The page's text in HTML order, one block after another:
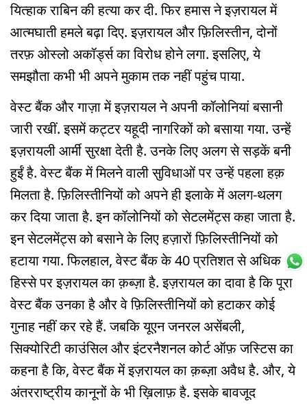
यित्हाक राबिन की हत्या कर दी. फिर हमास ने इज़रायल में
आत्मघाती हमले बढ़ा दिए. इज़रायल और फ़िलिस्तीन, दोनों
तरफ़ ओस्लो अकॉर्ड्स का विरोध होने लगा. इसलिए, ये
समझौता कभी भी अपने मुकाम तक नहीं पहुंच पाया.
वेस्ट बैंक और गाज़ा में इज़रायल ने अपनी कॉलोनियां बसानी
जारी रखीं. इसमें कट्टर यहूदी नागरिकों को बसाया गया. उन्हें
इज़रायली आर्मी सुरक्षा देती है. उनके लिए अलग से सड़कें बनी
हुईं है. वेस्ट बैंक में मिलने वाली सुविधाओं पर उन्हें पहला हक़
मिलता है. फ़िलिस्तीनियों को अपने ही इलाके में अलग-थलग
कर दिया जाता है. इन कॉलोनियों को सेटलमेंट्स कहा जाता है.
इन सेटलमेंट्स को बसाने के लिए हज़ारों फ़िलिस्तीनियों को
हटाया गया. फिलहाल, वेस्ट बैंक के 40 प्रतिशत से अधिक
हिस्से पर इज़रायल का क़ब्ज़ा है. इज़रायल का दावा है कि पूरा
वेस्ट बैंक उनका है और वे फ़िलिस्तीनियों को हटाकर कोई
गुनाह नहीं कर रहे हैं. जबकि यूएन जनरल असेंबली,
सिक्योरिटी काउंसिल और इंटरनैशनल कोर्ट ऑफ़ जस्टिस का
कहना है कि, वेस्ट बैंक में इज़रायल का क़ब्ज़ा अवैध है. और, ये
अंतरराष्ट्रीय कानूनों के भी ख़िलाफ़ है. इसके बावजूद